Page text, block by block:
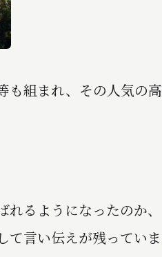
も組まれ、その人気の高
るようになったのか、
て言い伝えが残っていま